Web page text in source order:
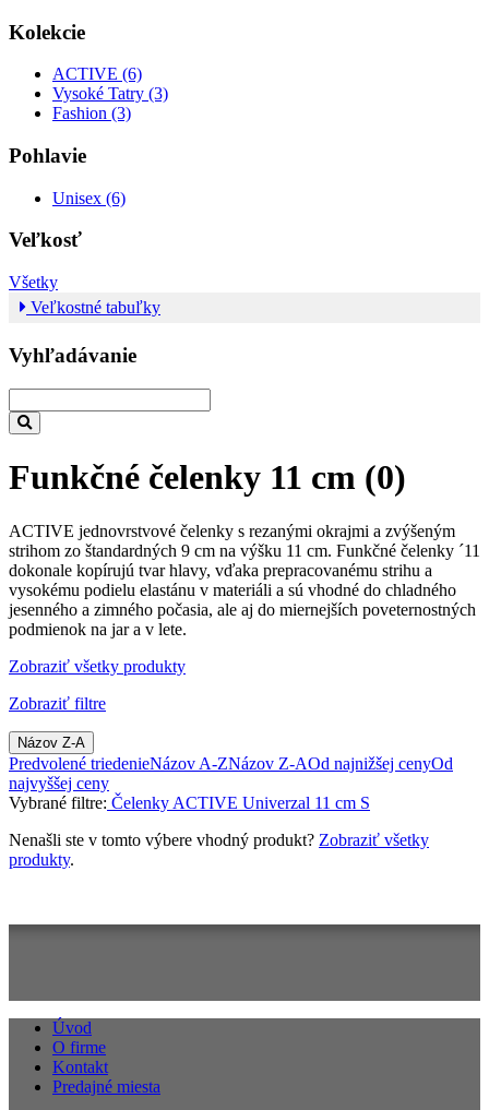
Kolekcie
ACTIVE (6)
Vysoké Tatry (3)
Fashion (3)
Pohlavie
Unisex (6)
Veľkosť
Všetky
Veľkostné tabuľky
Vyhľadávanie
Funkčné čelenky 11 cm (0)
ACTIVE jednovrstvové čelenky s rezanými okrajmi a zvýšeným
strihom zo štandardných 9 cm na výšku 11 cm. Funkčné čelenky ´11
dokonale kopírujú tvar hlavy, vďaka prepracovanému strihu a
vysokému podielu elastánu v materiáli a sú vhodné do chladného
jesenného a zimného počasia, ale aj do miernejších poveternostných
podmienok na jar a v lete.
Zobraziť všetky produkty
Zobraziť filtre
Názov Z-A
Predvolené triedenieNázov A-ZNázov Z-AOd najnižšej cenyOd
najvyššej ceny
Vybrané filtre: Čelenky ACTIVE Univerzal 11 cm S
Nenašli ste v tomto výbere vhodný produkt? Zobraziť všetky
produkty.
Úvod
O firme
Kontakt
Predajné miesta